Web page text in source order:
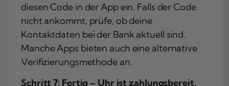
diesen Code in der App ein. Falls der Code
nicht ankommt, prüfe, ob deine
Kontaktdaten bei der Bank aktuell sind.
Manche Apps bieten auch eine alternative
Verifizierungsmethode an.
Schritt 7: Fertig – Uhr ist zahlungsbereit.